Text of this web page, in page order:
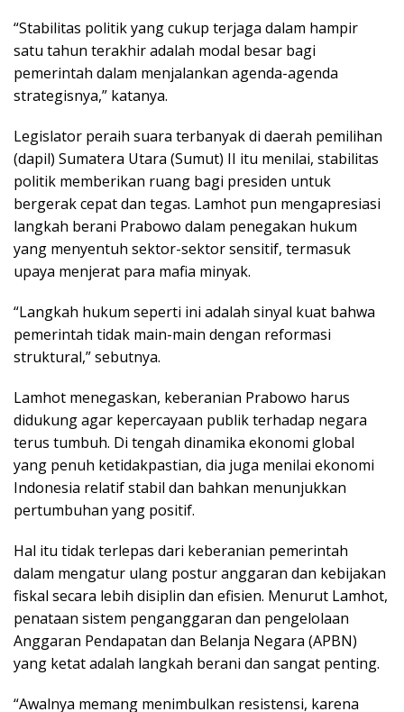
“Stabilitas politik yang cukup terjaga dalam hampir
satu tahun terakhir adalah modal besar bagi
pemerintah dalam menjalankan agenda-agenda
strategisnya,” katanya.
Legislator peraih suara terbanyak di daerah pemilihan
(dapil) Sumatera Utara (Sumut) II itu menilai, stabilitas
politik memberikan ruang bagi presiden untuk
bergerak cepat dan tegas. Lamhot pun mengapresiasi
langkah berani Prabowo dalam penegakan hukum
yang menyentuh sektor-sektor sensitif, termasuk
upaya menjerat para mafia minyak.
“Langkah hukum seperti ini adalah sinyal kuat bahwa
pemerintah tidak main-main dengan reformasi
struktural,” sebutnya.
Lamhot menegaskan, keberanian Prabowo harus
didukung agar kepercayaan publik terhadap negara
terus tumbuh. Di tengah dinamika ekonomi global
yang penuh ketidakpastian, dia juga menilai ekonomi
Indonesia relatif stabil dan bahkan menunjukkan
pertumbuhan yang positif.
Hal itu tidak terlepas dari keberanian pemerintah
dalam mengatur ulang postur anggaran dan kebijakan
fiskal secara lebih disiplin dan efisien. Menurut Lamhot,
penataan sistem penganggaran dan pengelolaan
Anggaran Pendapatan dan Belanja Negara (APBN)
yang ketat adalah langkah berani dan sangat penting.
“Awalnya memang menimbulkan resistensi, karena